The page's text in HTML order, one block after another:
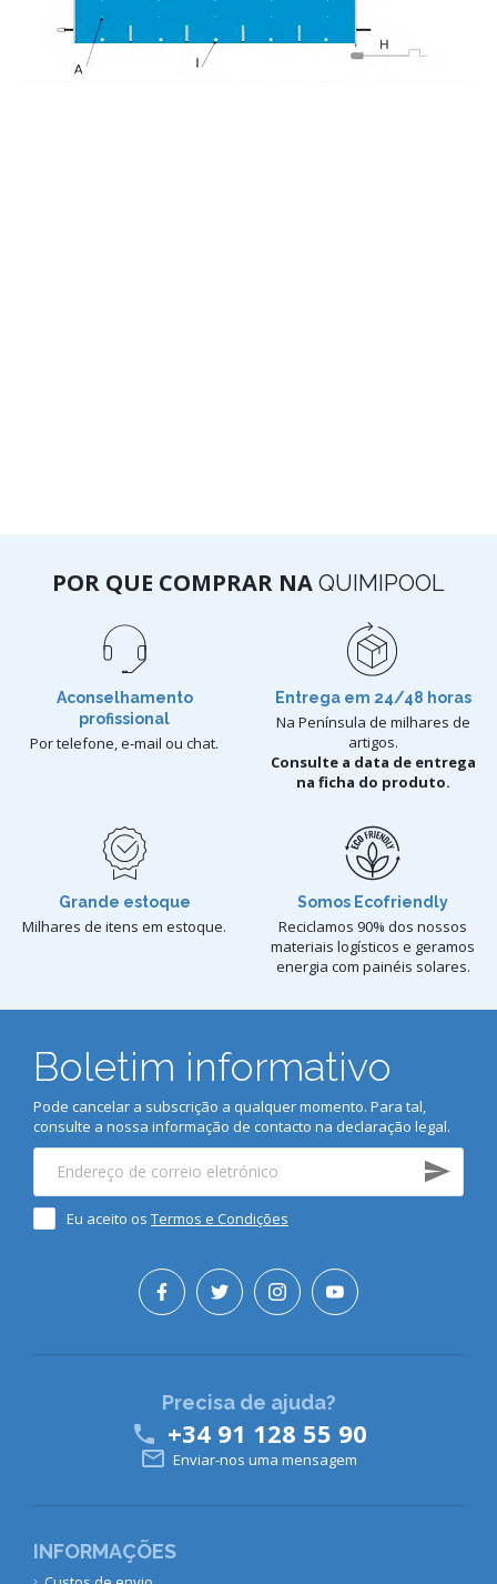
POR QUE COMPRAR NA QUIMIPOOL
Aconselhamento
profissional
Por telefone, e-mail ou chat.
Entrega em 24/48 horas
Na Península de milhares de
artigos.
Consulte a data de entrega
na ficha do produto.
Grande estoque
Milhares de itens em estoque.
Somos Ecofriendly
Reciclamos 90% dos nossos
materiais logísticos e geramos
energia com painéis solares.
Boletim informativo
Pode cancelar a subscrição a qualquer momento. Para tal,
consulte a nossa informação de contacto na declaração legal.
Eu aceito os Termos e Condições
INFORMAÇÕES
Precisa de ajuda?
 +34 91 128 55 90
 Enviar-nos uma mensagem